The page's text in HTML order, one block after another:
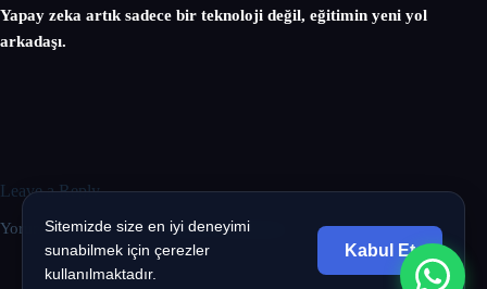
Yapay zeka artık sadece bir teknoloji değil, eğitimin yeni yol
arkadaşı.
Leave a Reply
Yorum yapabilmek içinoturum açmalısınız
Sitemizde size en iyi deneyimi
sunabilmek için çerezler
kullanılmaktadır.
Kabul Et